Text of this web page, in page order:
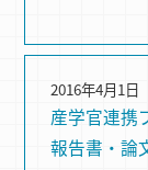
産学官連携
報告書・論
2016年4月1日